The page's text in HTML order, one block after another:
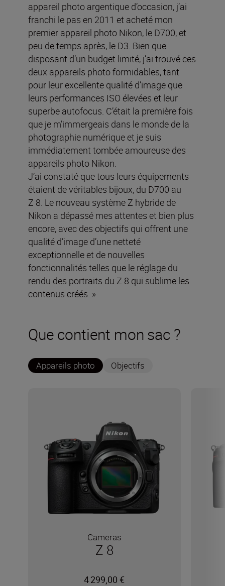
appareil photo argentique d’occasion, j’ai
franchi le pas en 2011 et acheté mon
premier appareil photo Nikon, le D700, et
peu de temps après, le D3. Bien que
disposant d’un budget limité, j’ai trouvé ces
deux appareils photo formidables, tant
pour leur excellente qualité d’image que
leurs performances ISO élevées et leur
superbe autofocus. C’était la première fois
que je m’immergeais dans le monde de la
photographie numérique et je suis
immédiatement tombée amoureuse des
appareils photo Nikon.
J’ai constaté que tous leurs équipements
étaient de véritables bijoux, du D700 au
Z 8. Le nouveau système Z hybride de
Nikon a dépassé mes attentes et bien plus
encore, avec des objectifs qui offrent une
qualité d’image d’une netteté
exceptionnelle et de nouvelles
fonctionnalités telles que le réglage du
rendu des portraits du Z 8 qui sublime les
contenus créés. »
Que contient mon sac ?
Appareils photo Objectifs
Cameras
Z 8
4 299,00 €